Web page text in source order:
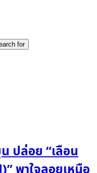
for
ปล่อย “เลือน